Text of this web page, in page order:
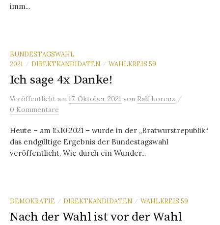
imm...
BUNDESTAGSWAHL
2021
/ DIREKTKANDIDATEN / WAHLKREIS 59
Ich sage 4x Danke!
Veröffentlicht am 17. Oktober 2021 von Ralf Lorenz /
0 Kommentare
Heute – am 15.10.2021 – wurde in der „Bratwurstrepublik“
das endgültige Ergebnis der Bundestagswahl
veröffentlicht. Wie durch ein Wunder...
DEMOKRATIE / DIREKTKANDIDATEN / WAHLKREIS 59
Nach der Wahl ist vor der Wahl